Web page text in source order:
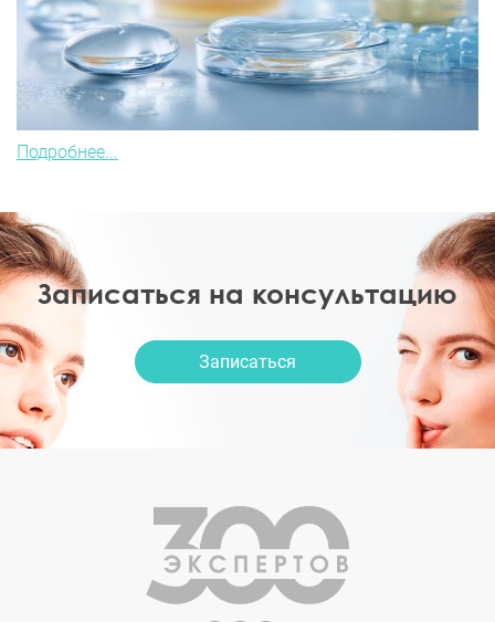
Подробнее...
Записаться на консультацию
Записаться